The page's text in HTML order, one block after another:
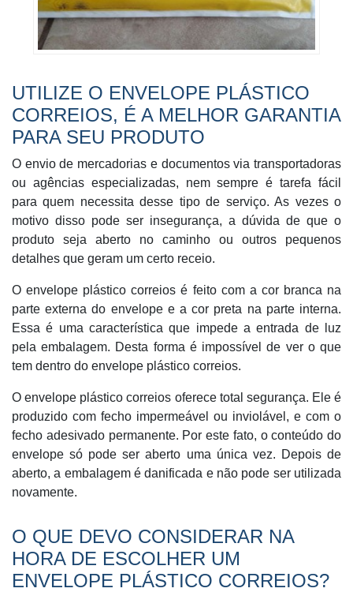
UTILIZE O ENVELOPE PLÁSTICO
CORREIOS, É A MELHOR GARANTIA
PARA SEU PRODUTO
O envio de mercadorias e documentos via transportadoras
ou agências especializadas, nem sempre é tarefa fácil
para quem necessita desse tipo de serviço. As vezes o
motivo disso pode ser insegurança, a dúvida de que o
produto seja aberto no caminho ou outros pequenos
detalhes que geram um certo receio.
O envelope plástico correios é feito com a cor branca na
parte externa do envelope e a cor preta na parte interna.
Essa é uma característica que impede a entrada de luz
pela embalagem. Desta forma é impossível de ver o que
tem dentro do envelope plástico correios.
O envelope plástico correios oferece total segurança. Ele é
produzido com fecho impermeável ou inviolável, e com o
fecho adesivado permanente. Por este fato, o conteúdo do
envelope só pode ser aberto uma única vez. Depois de
aberto, a embalagem é danificada e não pode ser utilizada
novamente.
O QUE DEVO CONSIDERAR NA
HORA DE ESCOLHER UM
ENVELOPE PLÁSTICO CORREIOS?